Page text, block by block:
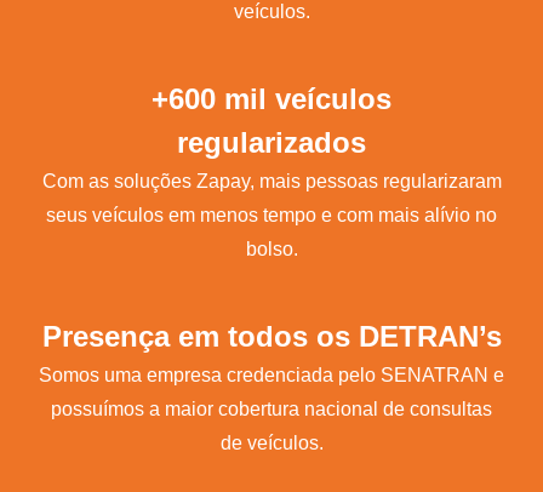
veículos.
+600 mil veículos
regularizados
Com as soluções Zapay, mais pessoas regularizaram
seus veículos em menos tempo e com mais alívio no
bolso.
Presença em todos os DETRAN’s
Somos uma empresa credenciada pelo SENATRAN e
possuímos a maior cobertura nacional de consultas
de veículos.